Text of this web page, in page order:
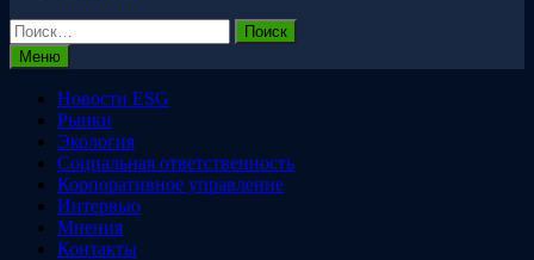
Найти:
Меню
Новости ESG
Рынки
Экология
Социальная ответственность
Корпоративное управление
Интервью
Мнения
Контакты